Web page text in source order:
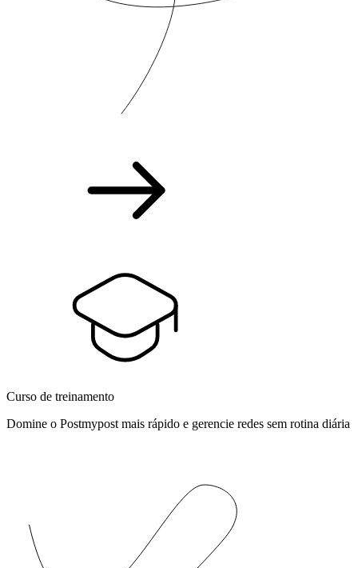
Curso de treinamento
Domine o Postmypost mais rápido e gerencie redes sem rotina diária